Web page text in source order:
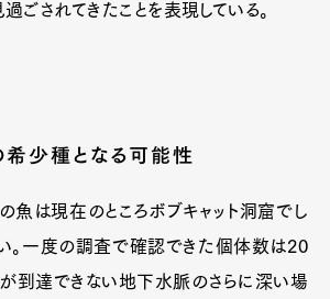
ごされてきたことを表現している。
少種となる可能性
魚は現在のところボブキャット洞窟でし
。一度の調査で確認できた個体数は20
が到達できない地下水脈のさらに深い場